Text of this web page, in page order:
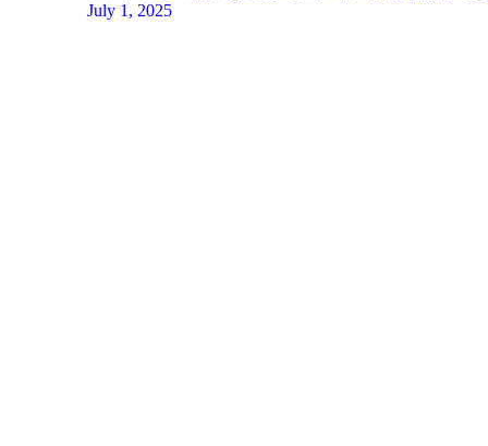
July 1, 2025